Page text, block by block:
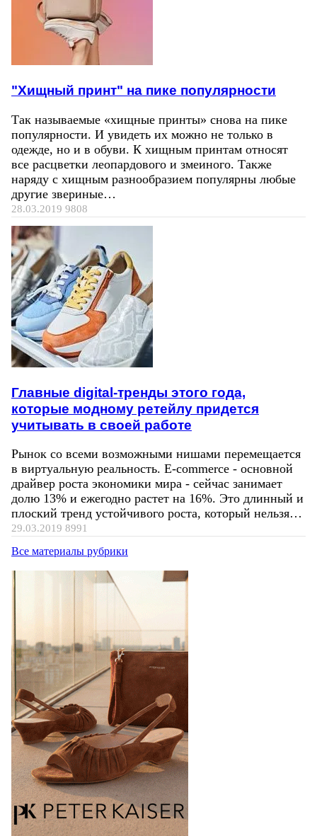
"Хищный принт" на пике популярности
Так называемые «хищные принты» снова на пике
популярности. И увидеть их можно не только в
одежде, но и в обуви. К хищным принтам относят
все расцветки леопардового и змеиного. Также
наряду с хищным разнообразием популярны любые
другие звериные…
28.03.2019 9808
Главные digital-тренды этого года,
которые модному ретейлу придется
учитывать в своей работе
Рынок со всеми возможными нишами перемещается
в виртуальную реальность. E-commerce - основной
драйвер роста экономики мира - сейчас занимает
долю 13% и ежегодно растет на 16%. Это длинный и
плоский тренд устойчивого роста, который нельзя…
29.03.2019 8991
Все материалы рубрики